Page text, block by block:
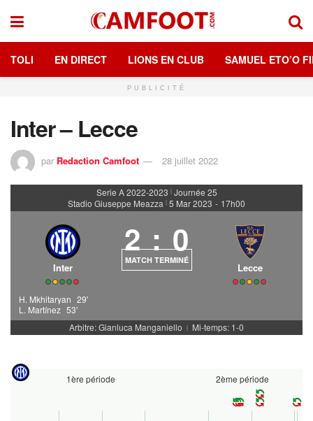
TOLI EN DIRECT LIONS EN CLUB SAMUEL ETO’O
PUBLICITÉ
Inter – Lecce
par Redaction Camfoot 28 juillet 2022
Serie A 2022-2023 | Journée 25
Stadio Giuseppe Meazza | 5 Mar 2023 - 17h00
Inter
2 : 0
MATCH TERMINÉ
Lecce
H. Mkhitaryan 29'
L. Martínez 53'
Arbitre: Gianluca Manganiello
| Mi-temps: 1-0
1ère période 2ème période